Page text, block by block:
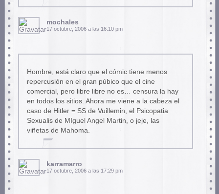
mochales
17 octubre, 2006 a las 16:10 pm
Hombre, está claro que el cómic tiene menos
repercusión en el gran púbico que el cine
comercial, pero libre libre no es… censura la hay
en todos los sitios. Ahora me viene a la cabeza el
caso de Hitler = SS de Vuillemin, el Psicopatia
Sexualis de MIguel Angel Martin, o jeje, las
viñetas de Mahoma.
karramarro
17 octubre, 2006 a las 17:29 pm